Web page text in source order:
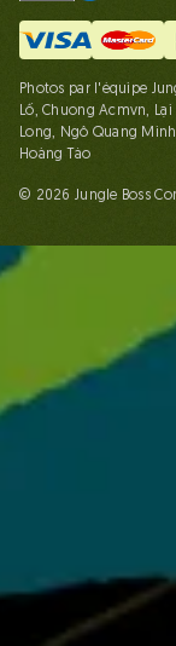
Photos par l'équipe
Lố, Chuong Acmvn,
Long, Ngô Quang
Hoàng Táo
© 2026 Jungle Boss